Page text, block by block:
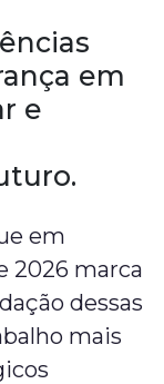
em
e
em
2026 marca
dessas
mais